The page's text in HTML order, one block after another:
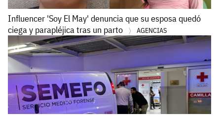
Influencer 'Soy El May' denuncia que su esposa quedó
ciega y parapléjica tras un parto
AGENCIAS